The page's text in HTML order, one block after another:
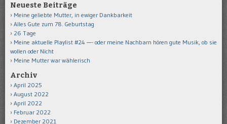
Neueste Beiträge
Meine geliebte Mutter, in ewiger Dankbarkeit
Alles Gute zum 78. Geburtstag
26 Tage
Meine aktuelle Playlist #24 —- oder meine Nachbarn hören gute Musik, ob sie
wollen oder Nicht
Meine Mutter war wählerisch
Archiv
April 2025
August 2022
April 2022
Februar 2022
Dezember 2021